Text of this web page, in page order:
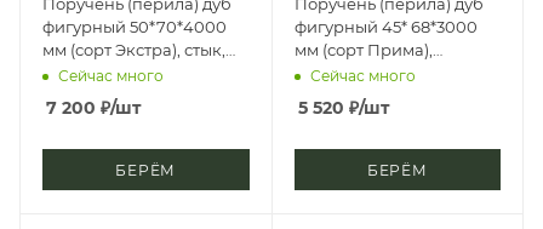
фигурный 50*70*4000
мм (сорт Экстра), стык,
стп-м, д3
Сейчас много
7 200 ₽/шт
БЕРЁМ
фигурный 45* 68*3000
мм (сорт Прима),
цельноламельный, цб-2,
Сейчас много
5 520 ₽/шт
БЕРЁМ